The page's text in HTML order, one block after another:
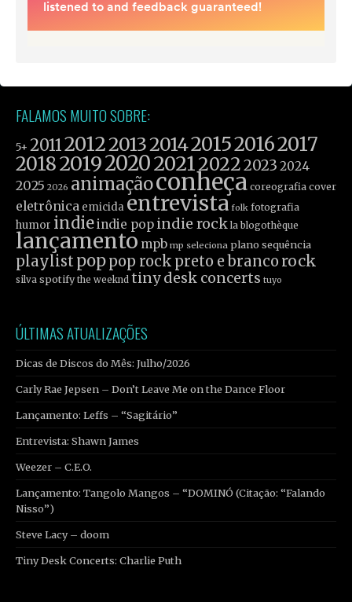
FALAMOS MUITO SOBRE:
5+ 2011201220132014201520162017
201820192020202120222023 2024
2025 2026 animaçãoconheça coreografia cover
eletrônica emicida entrevista folk fotografia
humor indieindie pop indie rock la blogothèque
lançamento mpb mp seleciona plano sequência
playlist poppop rock preto e branco rock
silva spotify the weeknd tiny desk concerts tuyo
ÚLTIMAS ATUALIZAÇÕES
Dicas de Discos do Mês: Julho/2026
Carly Rae Jepsen – Don’t Leave Me on the Dance Floor
Lançamento: Leffs – “Sagitário”
Entrevista: Shawn James
Weezer – C.E.O.
Lançamento: Tangolo Mangos – “DOMINÓ (Citação: “Falando
Nisso”)
Steve Lacy – doom
Tiny Desk Concerts: Charlie Puth